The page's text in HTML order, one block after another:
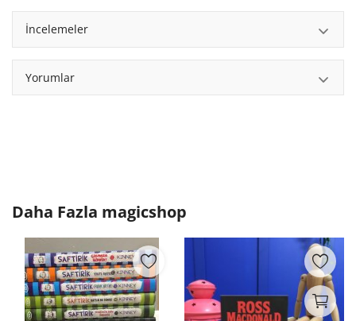
İncelemeler
Yorumlar
Daha Fazla magicshop